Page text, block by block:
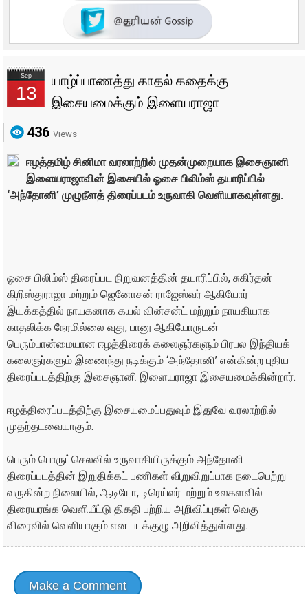
Sep
13
யாழ்ப்பாணத்து காதல் கதைக்கு
இசையமைக்கும் இளையராஜா
436 Views
ஈழத்தமிழ் சினிமா வரலாற்றில் முதன்முறையாக இசைஞானி
இளையராஜாவின் இசையில் ஓசை பிலிம்ஸ் தயாரிப்பில்
‘அந்தோனி’ முழுநீளத் திரைப்படம் உருவாகி வெளியாகவுள்ளது.
ஓசை பிலிம்ஸ் திரைப்பட நிறுவனத்தின் தயாரிப்பில், சுகிர்தன்
கிறிஸ்துராஜா மற்றும் ஜெனோசன் ராஜேஸ்வர் ஆகியோர்
இயக்கத்தில் நாயகனாக கயல் வின்சன்ட் மற்றும் நாயகியாக
காதலிக்க நேரமில்லை வுது, பானு ஆகியோருடன்
பெரும்பான்மையான ஈழத்திரைக் கலைஞர்களும் பிரபல இந்தியக்
கலைஞர்களும் இணைந்து நடிக்கும் ‘அந்தோனி’ என்கின்ற புதிய
திரைப்படத்திற்கு இசைஞானி இளையராஜா இசையமைக்கின்றார்.
ஈழத்திரைப்படத்திற்கு இசையமைப்பதுவும் இதுவே வரலாற்றில்
முதற்தடவையாகும்.
பெரும் பொருட்செலவில் உருவாகியிருக்கும் அந்தோனி
திரைப்படத்தின் இறுதிக்கட் பணிகள் விறுவிறுப்பாக நடைபெற்று
வருகின்ற நிலையில், ஆடியோ, டிரெய்லர் மற்றும் உலகளவில்
திரையரங்க வெளியீட்டு திகதி பற்றிய அறிவிப்புகள் வெகு
விரைவில் வெளியாகும் என படக்குழு அறிவித்துள்ளது.
Make a Comment